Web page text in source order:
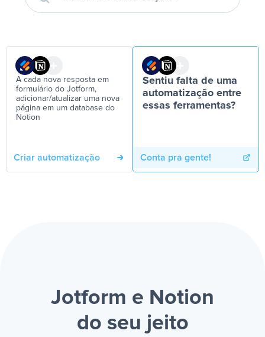
A cada nova resposta em
formulário do Jotform,
adicionar/atualizar uma nova
página em um database do
Notion
Criar automatização
Sentiu falta de uma
automatização entre
essas ferramentas?
Conta pra gente!
Jotform e Notion
do seu jeito